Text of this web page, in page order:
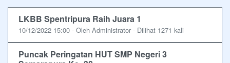
LKBB Spentripura Raih Juara 1
10/12/2022 15:00 - Oleh Administrator - Dilihat 1271 kali
Puncak Peringatan HUT SMP Negeri 3